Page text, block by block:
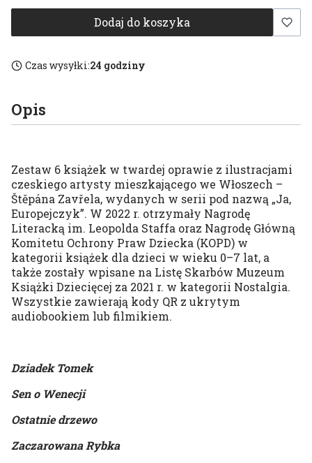
Dodaj do koszyka
Czas wysyłki:24 godziny
Opis
Zestaw 6 książek w twardej oprawie z ilustracjami
czeskiego artysty mieszkającego we Włoszech –
Štěpána Zavřela, wydanych w serii pod nazwą „Ja,
Europejczyk”. W 2022 r. otrzymały Nagrodę
Literacką im. Leopolda Staffa oraz Nagrodę Główną
Komitetu Ochrony Praw Dziecka (KOPD) w
kategorii książek dla dzieci w wieku 0–7 lat, a
także zostały wpisane na Listę Skarbów Muzeum
Książki Dziecięcej za 2021 r. w kategorii Nostalgia.
Wszystkie zawierają kody QR z ukrytym
audiobookiem lub filmikiem.
Dziadek Tomek
Sen o Wenecji
Ostatnie drzewo
Zaczarowana Rybka